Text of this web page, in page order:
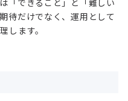
「できること」と「難しい
待だけでなく、運用として
します。